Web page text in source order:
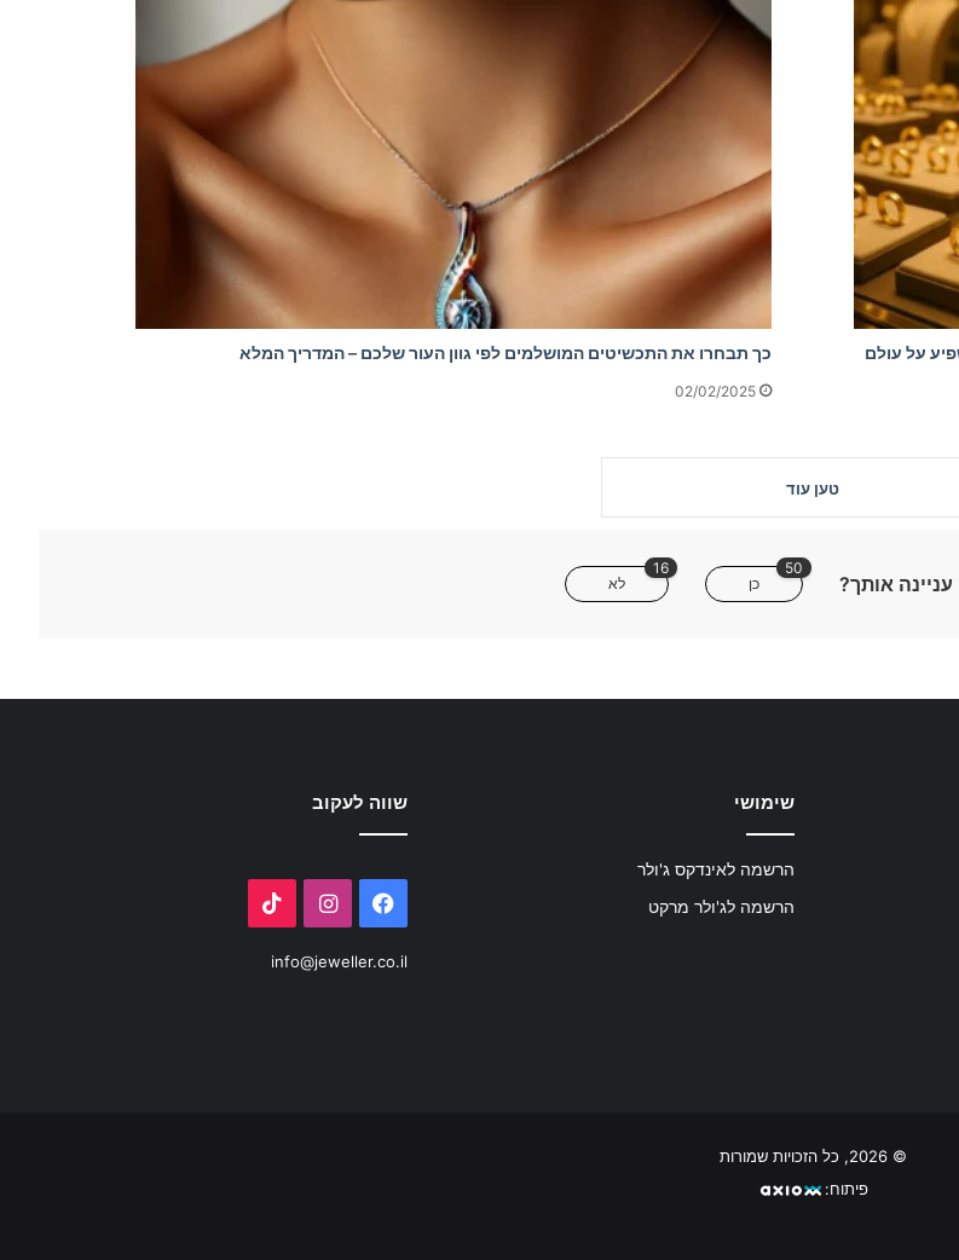
משפיע על עולם
כך תבחרו את התכשיטים המושלמים לפי גוון העור שלכם – המדריך המלא
02/02/2025
טען עוד
אותך? כן
50
לא
16
שימושי
הרשמה לאינדקס ג'ולר
הרשמה לג'ולר מרקט
שווה לעקוב
info@jeweller.co.il
© 2026, כל הזכויות שמורות
פיתוח: